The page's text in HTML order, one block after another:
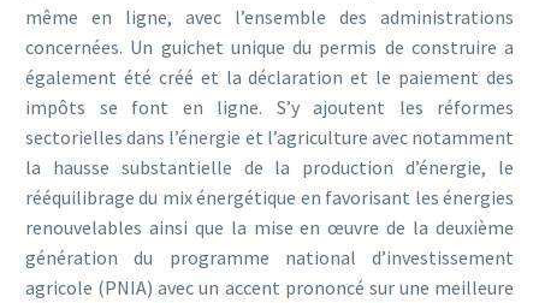
même en ligne, avec l’ensemble des administrations
concernées. Un guichet unique du permis de construire a
également été créé et la déclaration et le paiement des
impôts se font en ligne. S’y ajoutent les réformes
sectorielles dans l’énergie et l’agriculture avec notamment
la hausse substantielle de la production d’énergie, le
rééquilibrage du mix énergétique en favorisant les énergies
renouvelables ainsi que la mise en œuvre de la deuxième
génération du programme national d’investissement
agricole (PNIA) avec un accent prononcé sur une meilleure